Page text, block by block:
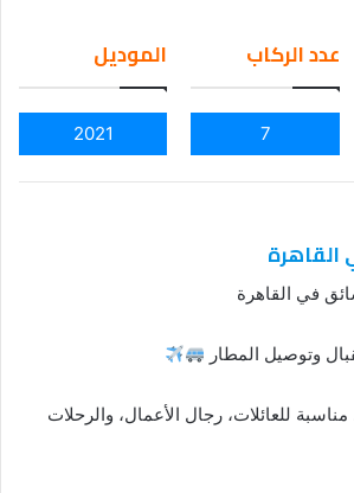
ail
عدد الركاب
7
الموديل
2021
القاهرة
وتوصيل المطار
للعائلات، رجال الأعمال، والرحلات